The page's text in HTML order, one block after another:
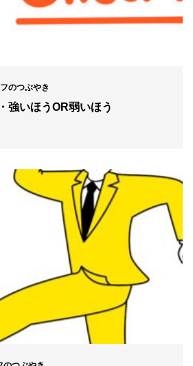
のつぶやき
強いほうOR弱いほう